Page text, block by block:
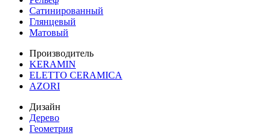
Сатинированный
Глянцевый
Матовый
Производитель
KERAMIN
ELETTO CERAMICA
AZORI
Дизайн
Дерево
Геометрия